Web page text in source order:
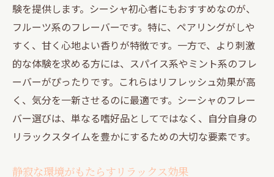
験を提供します。シーシャ初心者にもおすすめなのが、
フルーツ系のフレーバーです。特に、ペアリングがしや
すく、甘く心地よい香りが特徴です。一方で、より刺激
的な体験を求める方には、スパイス系やミント系のフレ
ーバーがぴったりです。これらはリフレッシュ効果が高
く、気分を一新させるのに最適です。シーシャのフレー
バー選びは、単なる嗜好品としてではなく、自分自身の
リラックスタイムを豊かにするための大切な要素です。
静寂な環境がもたらすリラックス効果